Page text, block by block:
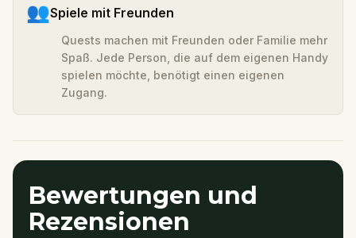
👥Spiele mit Freunden
Quests machen mit Freunden oder Familie mehr
Spaß. Jede Person, die auf dem eigenen Handy
spielen möchte, benötigt einen eigenen
Zugang.
Bewertungen und
Rezensionen